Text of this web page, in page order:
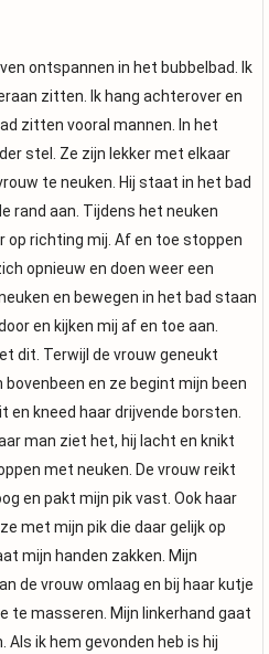
ontspannen in het bubbelbad. Ik
zitten. Ik hang achterover en
zitten vooral mannen. In het
stel. Ze zijn lekker met elkaar
te neuken. Hij staat in het bad
rand aan. Tijdens het neuken
richting mij. Af en toe stoppen
opnieuw en doen weer een
en bewegen in het bad staan
en kijken mij af en toe aan.
dit. Terwijl de vrouw geneukt
en ze begint mijn been
en kneed haar drijvende borsten.
man ziet het, hij lacht en knikt
met neuken. De vrouw reikt
en pakt mijn pik vast. Ook haar
met mijn pik die daar gelijk op
mijn handen zakken. Mijn
de vrouw omlaag en bij haar kutje
te masseren. Mijn linkerhand gaat
Als ik hem gevonden heb is hij